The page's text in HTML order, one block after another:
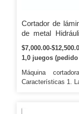
Cortador de
de metal
Hidráulica
CNC
$7,000.00-
1,0 juegos
Máquina
Características 1.
delgadas.